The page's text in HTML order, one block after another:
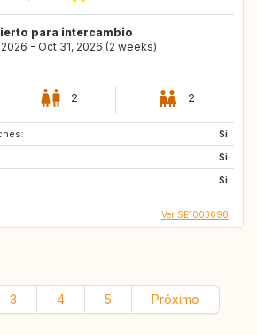
para intercambio
- Oct 31, 2026 (2 weeks)
2 2
Si
Si
Si
Ver SE1003698
3 4 5 Próximo